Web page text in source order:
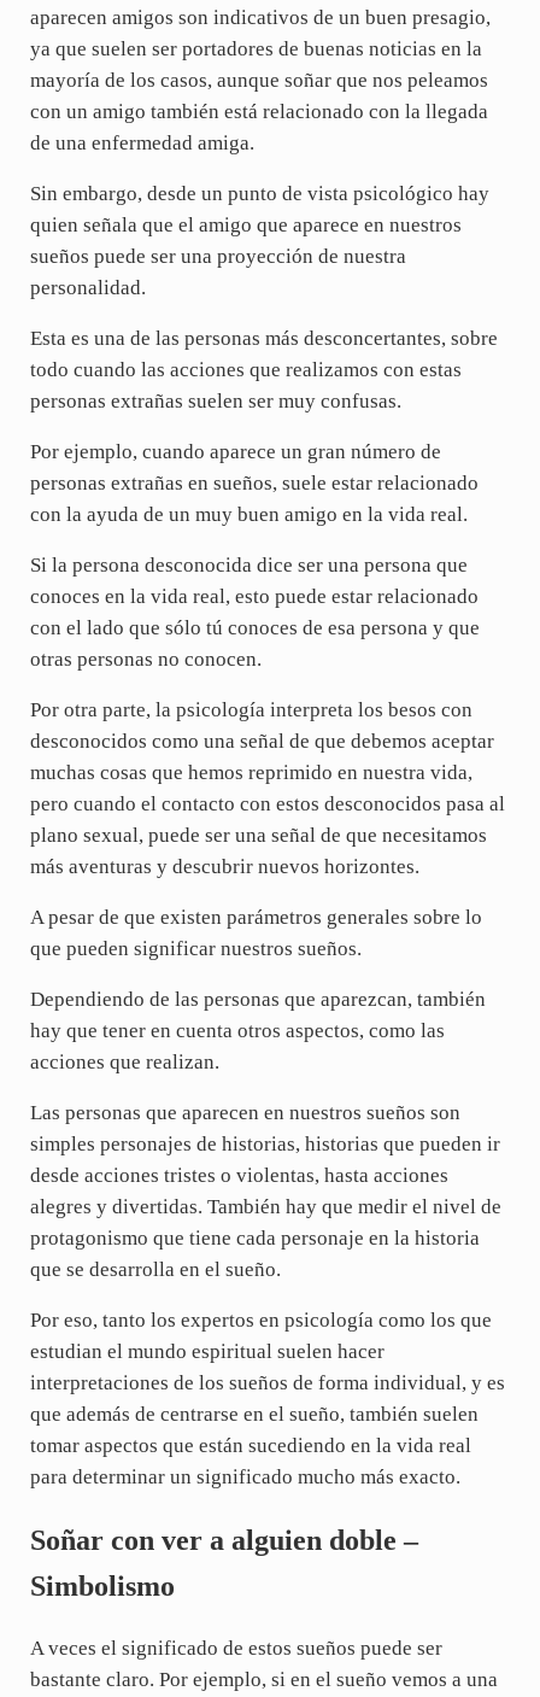
aparecen amigos son indicativos de un buen presagio,
ya que suelen ser portadores de buenas noticias en la
mayoría de los casos, aunque soñar que nos peleamos
con un amigo también está relacionado con la llegada
de una enfermedad amiga.
Sin embargo, desde un punto de vista psicológico hay
quien señala que el amigo que aparece en nuestros
sueños puede ser una proyección de nuestra
personalidad.
Esta es una de las personas más desconcertantes, sobre
todo cuando las acciones que realizamos con estas
personas extrañas suelen ser muy confusas.
Por ejemplo, cuando aparece un gran número de
personas extrañas en sueños, suele estar relacionado
con la ayuda de un muy buen amigo en la vida real.
Si la persona desconocida dice ser una persona que
conoces en la vida real, esto puede estar relacionado
con el lado que sólo tú conoces de esa persona y que
otras personas no conocen.
Por otra parte, la psicología interpreta los besos con
desconocidos como una señal de que debemos aceptar
muchas cosas que hemos reprimido en nuestra vida,
pero cuando el contacto con estos desconocidos pasa al
plano sexual, puede ser una señal de que necesitamos
más aventuras y descubrir nuevos horizontes.
A pesar de que existen parámetros generales sobre lo
que pueden significar nuestros sueños.
Dependiendo de las personas que aparezcan, también
hay que tener en cuenta otros aspectos, como las
acciones que realizan.
Las personas que aparecen en nuestros sueños son
simples personajes de historias, historias que pueden ir
desde acciones tristes o violentas, hasta acciones
alegres y divertidas. También hay que medir el nivel de
protagonismo que tiene cada personaje en la historia
que se desarrolla en el sueño.
Por eso, tanto los expertos en psicología como los que
estudian el mundo espiritual suelen hacer
interpretaciones de los sueños de forma individual, y es
que además de centrarse en el sueño, también suelen
tomar aspectos que están sucediendo en la vida real
para determinar un significado mucho más exacto.
Soñar con ver a alguien doble –
Simbolismo
A veces el significado de estos sueños puede ser
bastante claro. Por ejemplo, si en el sueño vemos a una